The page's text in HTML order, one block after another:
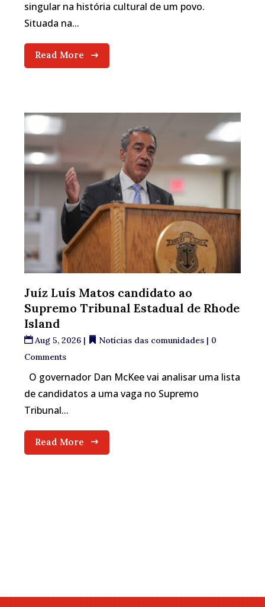
singular na história cultural de um povo.
Situada na...
Read More
Juíz Luís Matos candidato ao
Supremo Tribunal Estadual de Rhode
Island
Aug 5, 2026 | Notícias das comunidades | 0
Comments
O governador Dan McKee vai analisar uma lista
de candidatos a uma vaga no Supremo
Tribunal...
Read More